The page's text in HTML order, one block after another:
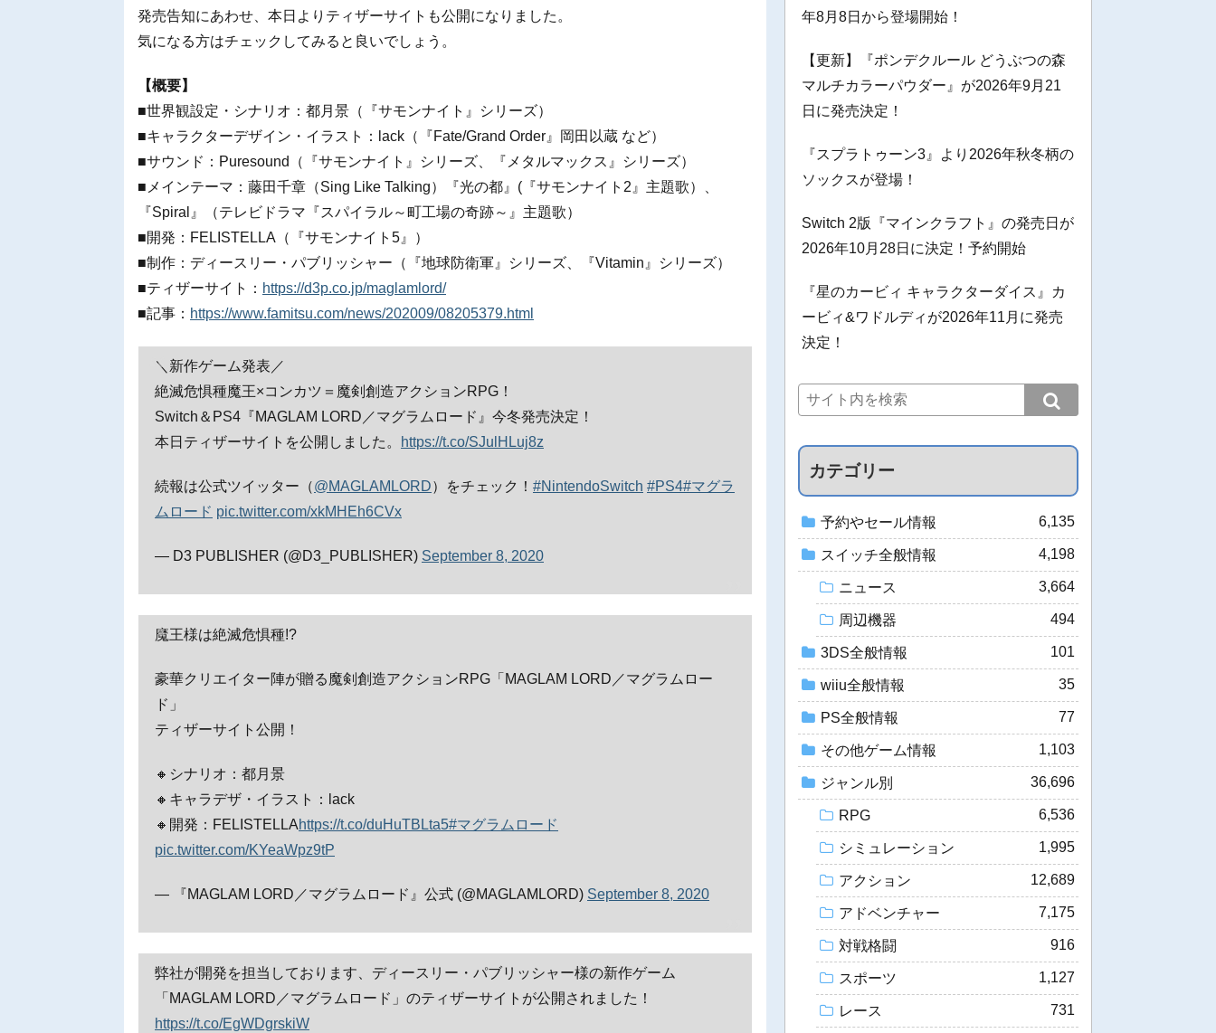
発売告知にあわせ、本日よりティザーサイトも公開になりました。
気になる方はチェックしてみると良いでしょう。
【概要】
■世界観設定・シナリオ：都月景（『サモンナイト』シリーズ）
■キャラクターデザイン・イラスト：lack（『Fate/Grand Order』岡田以蔵 など）
■サウンド：Puresound（『サモンナイト』シリーズ、『メタルマックス』シリーズ）
■メインテーマ：藤田千章（Sing Like Talking）『光の都』(『サモンナイト2』主題歌）、
『Spiral』（テレビドラマ『スパイラル～町工場の奇跡～』主題歌）
■開発：FELISTELLA（『サモンナイト5』）
■制作：ディースリー・パブリッシャー（『地球防衛軍』シリーズ、『Vitamin』シリーズ）
■ティザーサイト： https://d3p.co.jp/maglamlord/
■記事： https://www.famitsu.com/news/202009/08205379.html
＼新作ゲーム発表／
絶滅危惧種魔王×コンカツ＝魔剣創造アクションRPG！
Switch＆PS4『MAGLAM LORD／マグラムロード』今冬発売決定！
本日ティザーサイトを公開しました。
https://t.co/SJulHLuj8z
続報は公式ツイッター（@MAGLAMLORD）をチェック！ #NintendoSwitch #PS4#マグラ
ムロード pic.twitter.com/xkMHEh6CVx
— D3 PUBLISHER (@D3_PUBLISHER) September 8, 2020
魔王様は絶滅危惧種!?
豪華クリエイター陣が贈る魔剣創造アクションRPG「MAGLAM LORD／マグラムロー
ド」
ティザーサイト公開！
🔸シナリオ：都月景
🔸キャラデザ・イラスト：lack
🔸開発：FELISTELLAhttps://t.co/duHuTBLta5#マグラムロード
pic.twitter.com/KYeaWpz9tP
— 『MAGLAM LORD／マグラムロード』公式 (@MAGLAMLORD) September 8, 2020
弊社が開発を担当しております、ディースリー・パブリッシャー様の新作ゲーム
「MAGLAM LORD／マグラムロード」のティザーサイトが公開されました！
https://t.co/EgWDgrskiW
年8月8日から登場開始！
【更新】『ポンデクルール どうぶつの森
マルチカラーパウダー』が2026年9月21
日に発売決定！
『スプラトゥーン3』より2026年秋冬柄の
ソックスが登場！
Switch 2版『マインクラフト』の発売日が
2026年10月28日に決定！予約開始
『星のカービィ キャラクターダイス』カ
ービィ&ワドルディが2026年11月に発売
決定！
カテゴリー
予約やセール情報 6,135
スイッチ全般情報 4,198
ニュース 3,664
周辺機器 494
3DS全般情報 101
wiiu全般情報 35
PS全般情報 77
その他ゲーム情報 1,103
ジャンル別 36,696
RPG 6,536
シミュレーション 1,995
アクション 12,689
アドベンチャー 7,175
対戦格闘 916
スポーツ 1,127
レース 731